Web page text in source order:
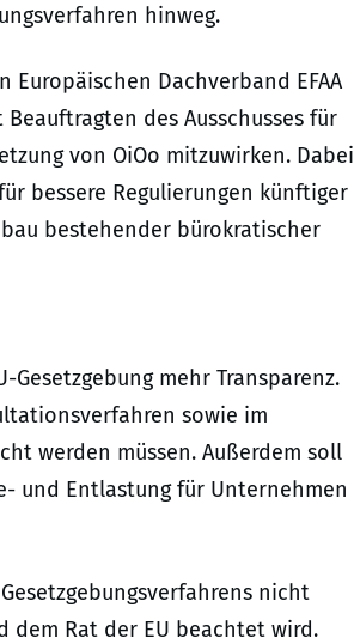
hinweg.
Dachverband EFAA
des Ausschusses für
von OiOo mitzuwirken. Dabei
bessere Regulierungen künftiger
bestehender bürokratischer
mehr Transparenz.
sowie im
werden müssen. Außerdem soll
und Entlastung für Unternehmen
nicht
dem Rat der EU beachtet wird.